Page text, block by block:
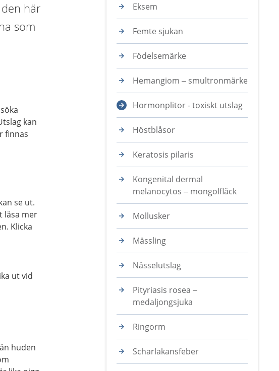
här
som
kan
finnas
se ut.
läsa mer
Klicka
ut vid
huden
Eksem
Femte sjukan
Födelsemärke
Hemangiom – smultronmärke
Hormonplitor - toxiskt utslag
Höstblåsor
Keratosis pilaris
Kongenital dermal
melanocytos – mongolfläck
Mollusker
Mässling
Nässelutslag
Pityriasis rosea –
medaljongsjuka
Ringorm
Scharlakansfeber